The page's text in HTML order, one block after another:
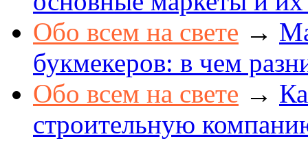
Обо всем на свете →
букмекеров: в чем
Обо всем на свете →
строительную